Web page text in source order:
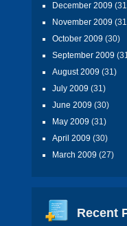
December 2009
November 2009
October 2009 (30)
September 2009
August 2009 (31)
July 2009 (31)
June 2009 (30)
May 2009 (31)
April 2009 (30)
March 2009 (27)
Recent